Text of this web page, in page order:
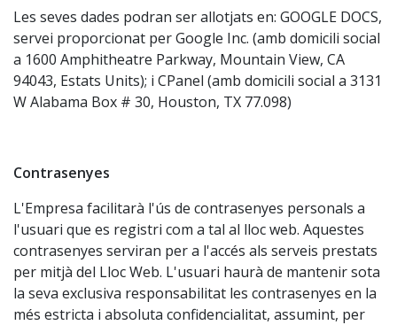
Les seves dades podran ser allotjats en: GOOGLE DOCS,
servei proporcionat per Google Inc. (amb domicili social
a 1600 Amphitheatre Parkway, Mountain View, CA
94043, Estats Units); i CPanel (amb domicili social a 3131
W Alabama Box # 30, Houston, TX 77.098)
Contrasenyes
L'Empresa facilitarà l'ús de contrasenyes personals a
l'usuari que es registri com a tal al lloc web. Aquestes
contrasenyes serviran per a l'accés als serveis prestats
per mitjà del Lloc Web. L'usuari haurà de mantenir sota
la seva exclusiva responsabilitat les contrasenyes en la
més estricta i absoluta confidencialitat, assumint, per